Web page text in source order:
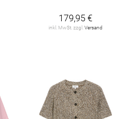
179,95 €
inkl. MwSt. zzgl. Versand